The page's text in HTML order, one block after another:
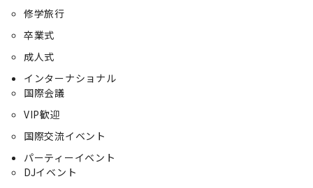
修学旅行
卒業式
成人式
インターナショナル
国際会議
VIP歓迎
国際交流イベント
パーティーイベント
DJイベント